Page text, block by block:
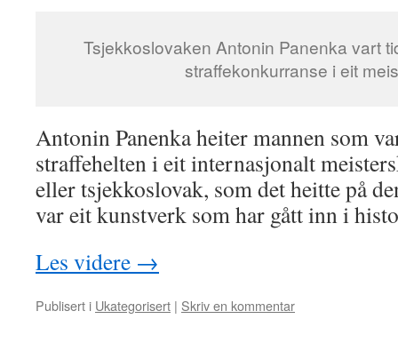
Tsjekkoslovaken Antonin Panenka vart
straffekonkurranse i eit
Antonin Panenka heiter mannen som
straffehelten i eit internasjonalt
eller tsjekkoslovak, som det heitte på
var eit kunstverk som har gått inn i
Les videre →
Publisert i Ukategorisert | Skriv en kommentar